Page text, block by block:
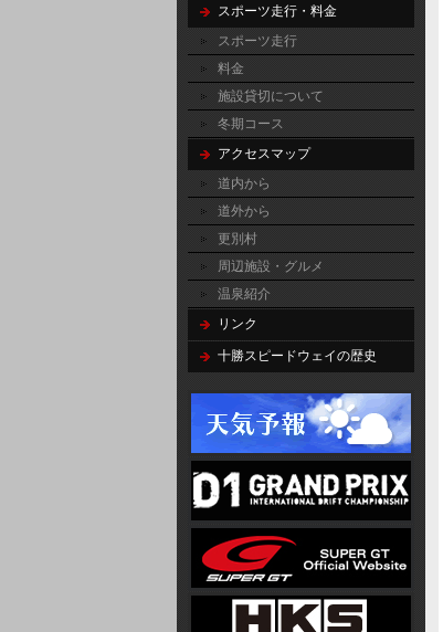
スポーツ走行・料金
スポーツ走行
料金
施設貸切について
冬期コース
アクセスマップ
道内から
道外から
更別村
周辺施設・グルメ
温泉紹介
リンク
十勝スピードウェイの歴史